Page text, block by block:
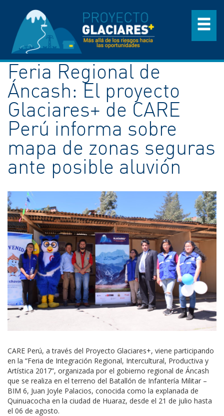
Feria Regional de
Áncash: El proyecto
Glaciares+ de CARE
Perú informa sobre
mapa de zonas seguras
ante posible aluvión
CARE Perú, a través del Proyecto Glaciares+, viene participando
en la “Feria de Integración Regional, Intercultural, Productiva y
Artística 2017”, organizada por el gobierno regional de Áncash
que se realiza en el terreno del Batallón de Infantería Militar –
BIM 6, Juan Joyle Palacios, conocida como la explanada de
Quinuacocha en la ciudad de Huaraz, desde el 21 de julio hasta
el 06 de agosto.